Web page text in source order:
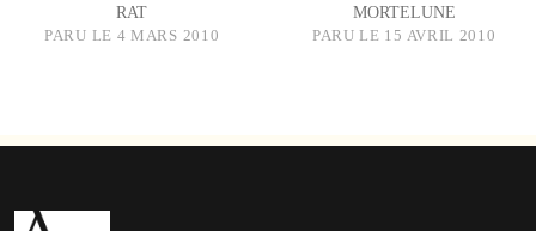
RAT
PARU LE 4 MARS 2010
MORTELUNE
PARU LE 15 AVRIL 2010